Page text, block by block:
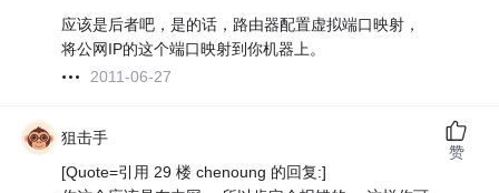
应该是后者吧，是的话，路由器配置虚拟端口映射，
将公网IP的这个端口映射到你机器上。
2011-06-27
狙击手
[Quote=引用 29 楼 chenoung 的回复:]
赞